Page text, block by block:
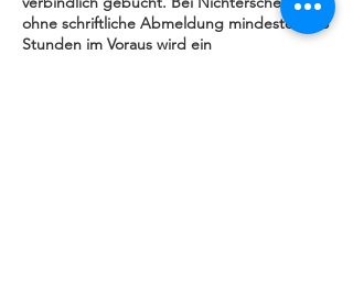
ohne schriftliche Abmeldung mindestens 48
Stunden im Voraus wird ein